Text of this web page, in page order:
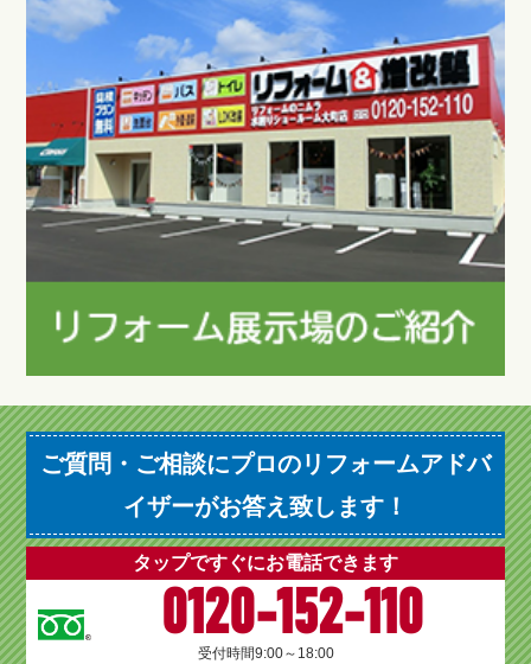
ご質問・ご相談にプロのリフォームアドバ
イザーがお答え致します！
タップですぐにお電話できます
0120-152-110
受付時間9:00～18:00